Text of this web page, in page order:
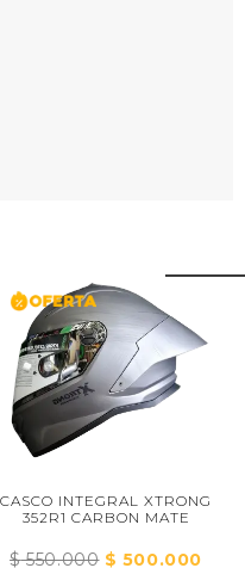
INTEGRAL XTRONG
CARBON MATE
El
$500.000El